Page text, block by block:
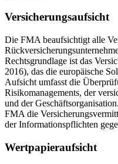
Versicherungsaufsicht
Die FMA beaufsichtigt alle
Rechtsgrundlage ist das
2016), das die europäische
Aufsicht umfasst die
Risikomanagements, der
und der
FMA die
der Informationspflichten
Wertpapieraufsicht